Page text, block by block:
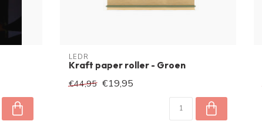
LEDR
Kraft paper roller - Groen
€44,95 €19,95